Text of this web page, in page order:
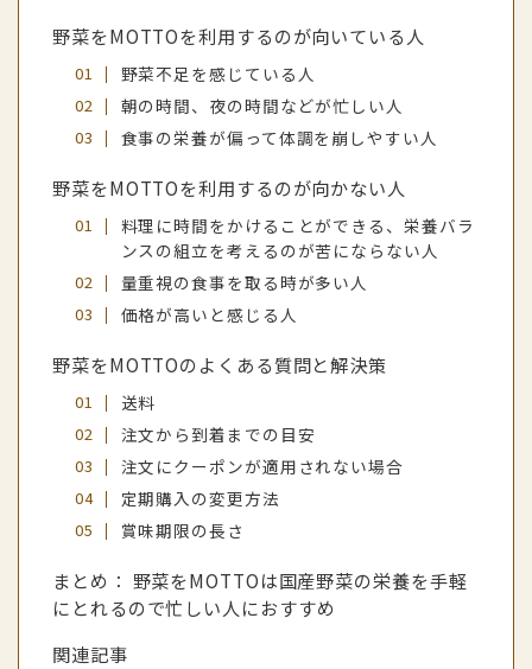
野菜をMOTTOを利用するのが向いている人
野菜不足を感じている人
朝の時間、夜の時間などが忙しい人
食事の栄養が偏って体調を崩しやすい人
野菜をMOTTOを利用するのが向かない人
料理に時間をかけることができる、栄養バラ
ンスの組立を考えるのが苦にならない人
量重視の食事を取る時が多い人
価格が高いと感じる人
野菜をMOTTOのよくある質問と解決策
送料
注文から到着までの目安
注文にクーポンが適用されない場合
定期購入の変更方法
賞味期限の長さ
まとめ： 野菜をMOTTOは国産野菜の栄養を手軽
にとれるので忙しい人におすすめ
関連記事